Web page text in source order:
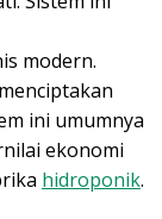
modern.
ini umumnya
ekonomi
hidroponik.